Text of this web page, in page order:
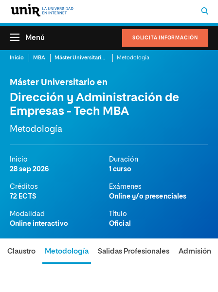
SOLICITA INFORMACIÓN
Menú
Inicio MBA Máster Universitario en Dirección y Administración de Empresas – Tech MBA Metodología
Máster Universitario en
Dirección y Administración de
Empresas - Tech MBA
Metodología
Inicio
28 sep 2026
Duración
1 curso
Créditos
72 ECTS
Exámenes
Online y/o presenciales
Modalidad
Online interactivo
Título
Oficial
Claustro Metodología Salidas Profesionales Admisión